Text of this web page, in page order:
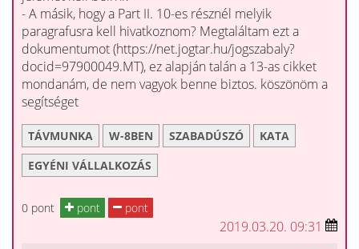
- A másik, hogy a Part II. 10-es résznél melyik
paragrafusra kell hivatkoznom? Megtaláltam ezt a
dokumentumot (https://net.jogtar.hu/jogszabaly?
docid=97900049.MT), ez alapján talán a 13-as cikket
mondanám, de nem vagyok benne biztos. köszönöm a
segítséget
TÁVMUNKA W-8BEN SZABADÚSZÓ
KATA
EGYÉNI VÁLLALKOZÁS
0 pont pont pont
2019.03.20. 09:31